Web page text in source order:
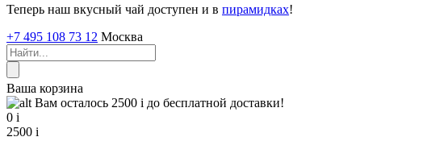
Теперь наш вкусный чай доступен и в пирамидках!
+7 495 108 73 12 Москва
Ваша корзина
Вам осталось 2500 i до бесплатной доставки!
0 i
2500 i